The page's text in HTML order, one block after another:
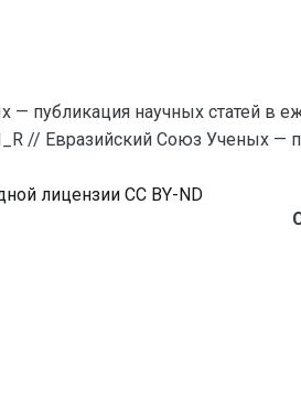
— публикация научных статей в
// Евразийский Союз Ученых —
лицензии CC BY-ND